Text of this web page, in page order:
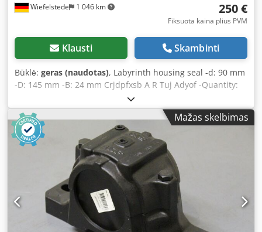
Wiefelstede 1 046 km 250 €
Fiksuota kaina plius PVM
Klausti Skambinti
Būklė: geras (naudotas), Labyrinth housing seal -d: 90 mm
-D: 145 mm -B: 24 mm Crjdpfxsb A R Tuj Adyof -Quantity:
15 available -Price: per piece -Weight: 2 kg
Mažas skelbimas